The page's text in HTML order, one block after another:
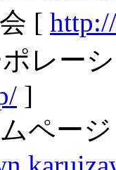
[
レー
]
ペー